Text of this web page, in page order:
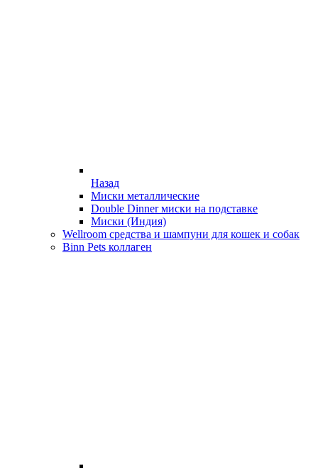
Назад
Миски металлические
Double Dinner миски на подставке
Миски (Индия)
Wellroom средства и шампуни для кошек и собак
Binn Pets коллаген